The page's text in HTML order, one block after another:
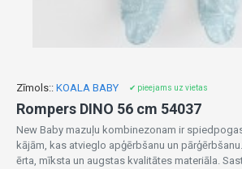
Zīmols:: KOALA BABY ✔ pieejams uz vietas
Rompers DINO 56 cm 54037
New Baby mazuļu kombinezonam ir
kājām, kas atvieglo apģērbšanu un
ērta, mīksta un augstas kvalitātes materiāla.